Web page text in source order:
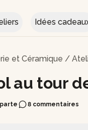
Idées
et Céramique /
au tour
8 commentaires